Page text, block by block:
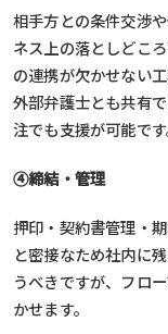
相手方との条件交渉
ネス上の落としどこ
の連携が欠かせない
外部弁護士とも共有
注でも支援が可能です
④締結・管理
押印・契約書管理・
と密接なため社内に
うべきですが、フロ
かせます。